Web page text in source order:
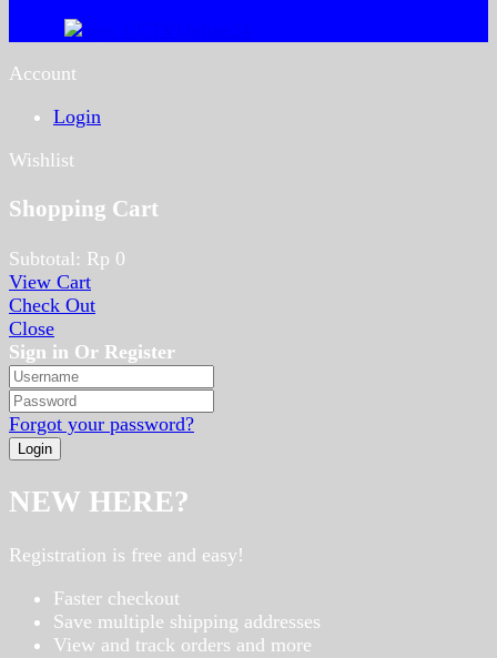
Account
Login
Wishlist
Shopping Cart
Subtotal: Rp 0
View Cart
Check Out
Close
Sign in Or Register
Forgot your password?
NEW HERE?
Registration is free and easy!
Faster checkout
Save multiple shipping addresses
View and track orders and more